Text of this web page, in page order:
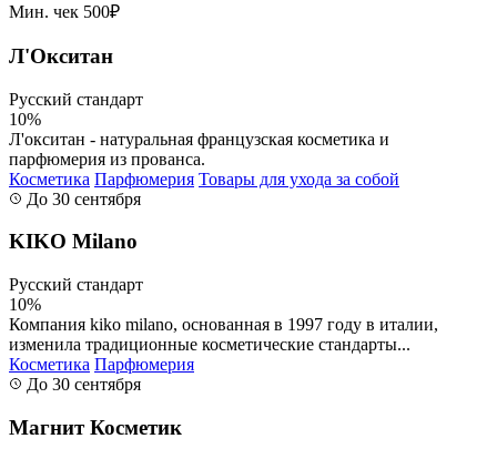
Мин. чек 500₽
Л'Окситан
Русский стандарт
10%
Л'окситан - натуральная французская косметика и
парфюмерия из прованса.
Косметика Парфюмерия Товары для ухода за собой
До 30 сентября
KIKO Milano
Русский стандарт
10%
Компания kiko milano, основанная в 1997 году в италии,
изменила традиционные косметические стандарты...
Косметика Парфюмерия
До 30 сентября
Магнит Косметик